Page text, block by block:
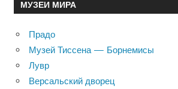
МУЗЕИ МИРА
Прадо
Музей Тиссена — Борнемисы
Лувр
Версальский дворец